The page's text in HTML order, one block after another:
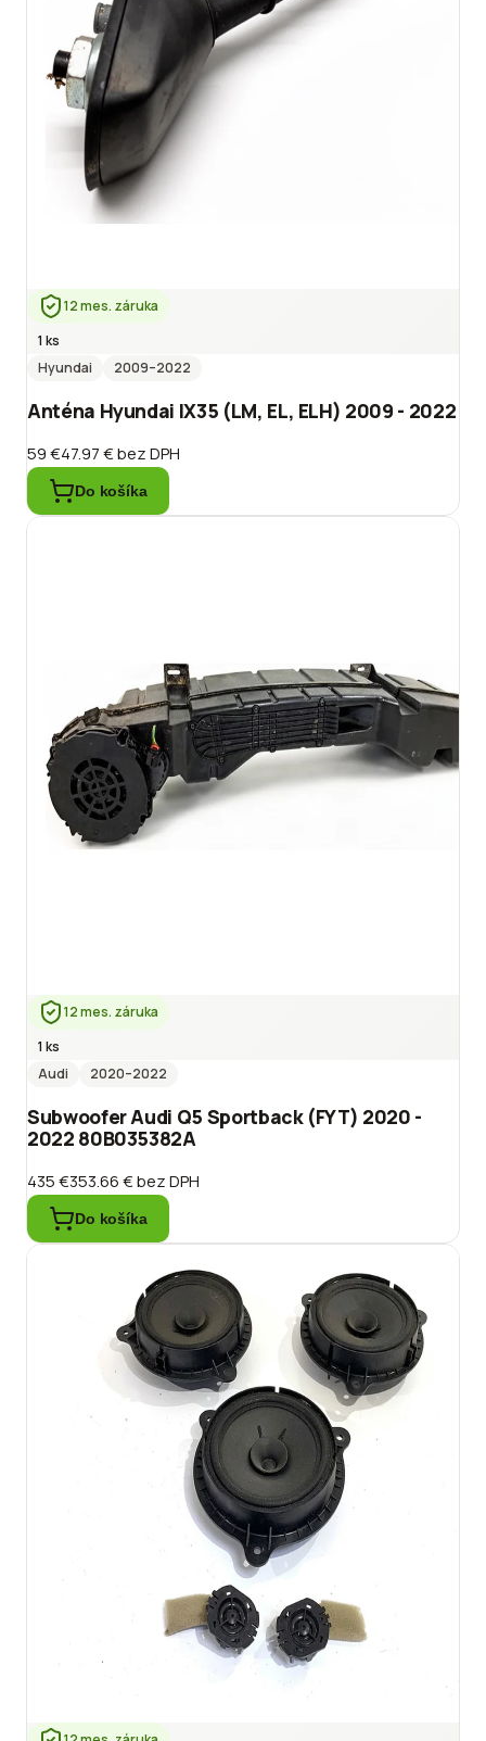
12 mes. záruka
1 ks
Hyundai
2009–2022
Anténa Hyundai IX35 (LM, EL, ELH) 2009 - 2022
59 €47.97 €bez DPH
Do košíka
12 mes. záruka
1 ks
Audi
2020–2022
Subwoofer Audi Q5 Sportback (FYT) 2020 -
2022 80B035382A
435 €353.66 €bez DPH
Do košíka